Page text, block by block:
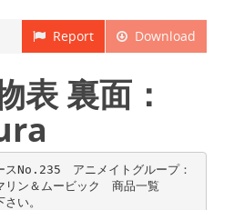
Download
Report
表 裏面：
スNo.235 アニメイトグループ：
リン＆ムービック 商品一覧
い。